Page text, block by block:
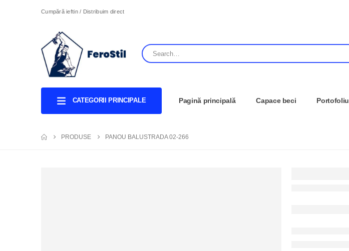
Cumpără ieftin / Distribuim direct
CATEGORII PRINCIPALE Pagină principală Capace beci Portofoliu
PRODUSE PANOU BALUSTRADA 02-266